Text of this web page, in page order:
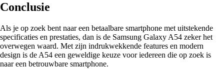
Conclusie
Als je op zoek bent naar een betaalbare smartphone met uitstekende
specificaties en prestaties, dan is de Samsung Galaxy A54 zeker het
overwegen waard. Met zijn indrukwekkende features en modern
design is de A54 een geweldige keuze voor iedereen die op zoek is
naar een betrouwbare smartphone.